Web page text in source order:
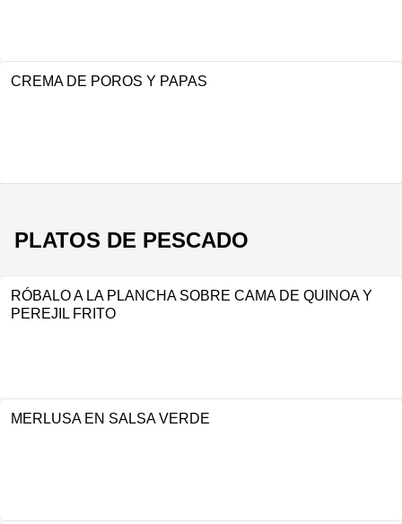
CREMA DE POROS Y PAPAS
PLATOS DE PESCADO
RÓBALO A LA PLANCHA SOBRE CAMA DE QUINOA Y
PEREJIL FRITO
MERLUSA EN SALSA VERDE